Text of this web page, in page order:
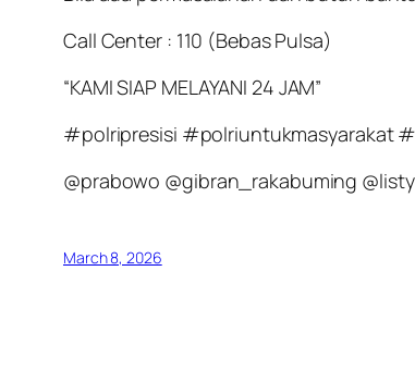
Call Center : 110 (Bebas Pulsa)
“KAMI SIAP MELAYANI 24 JAM”
#polripresisi #polriuntukmasyarakat
@prabowo @gibran_rakabuming
March 8, 2026